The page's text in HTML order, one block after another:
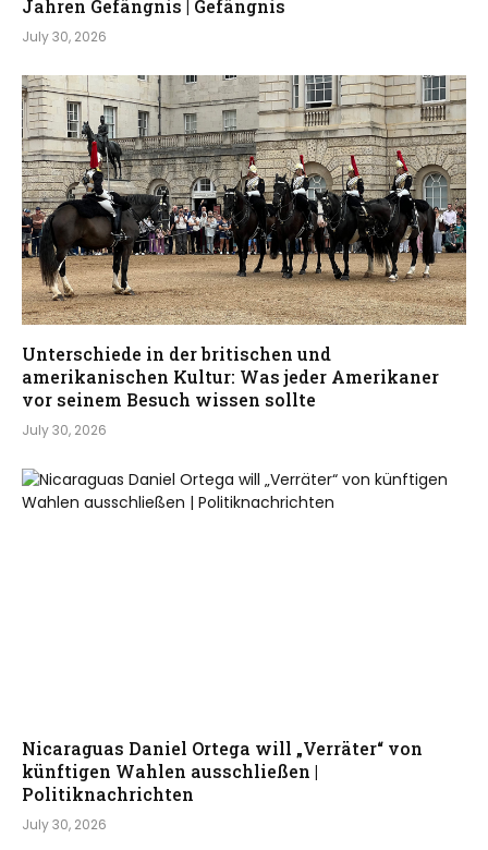
Jahren Gefängnis | Gefängnis
July 30, 2026
Unterschiede in der britischen und
amerikanischen Kultur: Was jeder Amerikaner
vor seinem Besuch wissen sollte
July 30, 2026
Nicaraguas Daniel Ortega will „Verräter“ von
künftigen Wahlen ausschließen |
Politiknachrichten
July 30, 2026